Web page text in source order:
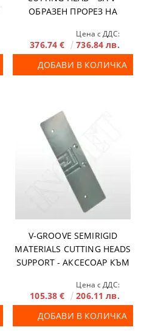
ОБРАЗЕН ПРОРЕЗ НА
Цена с ДДС:
376.74 €
736.84 лв.
ДОБАВИ В КОЛИЧКА
V-GROOVE SEMIRIGID
MATERIALS CUTTING HEADS
SUPPORT - АКСЕСОАР КЪМ
Цена с ДДС:
105.38 €
206.11 лв.
ДОБАВИ В КОЛИЧКА